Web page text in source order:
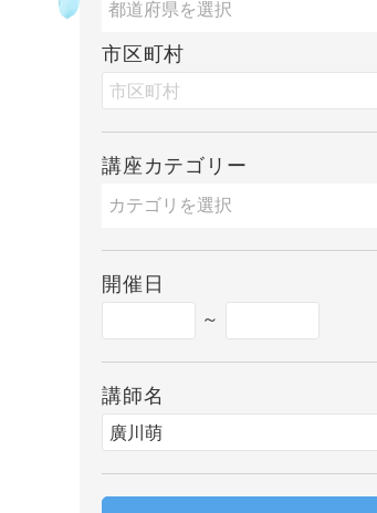
市区町村
講座カテゴリー
開催日
～
講師名